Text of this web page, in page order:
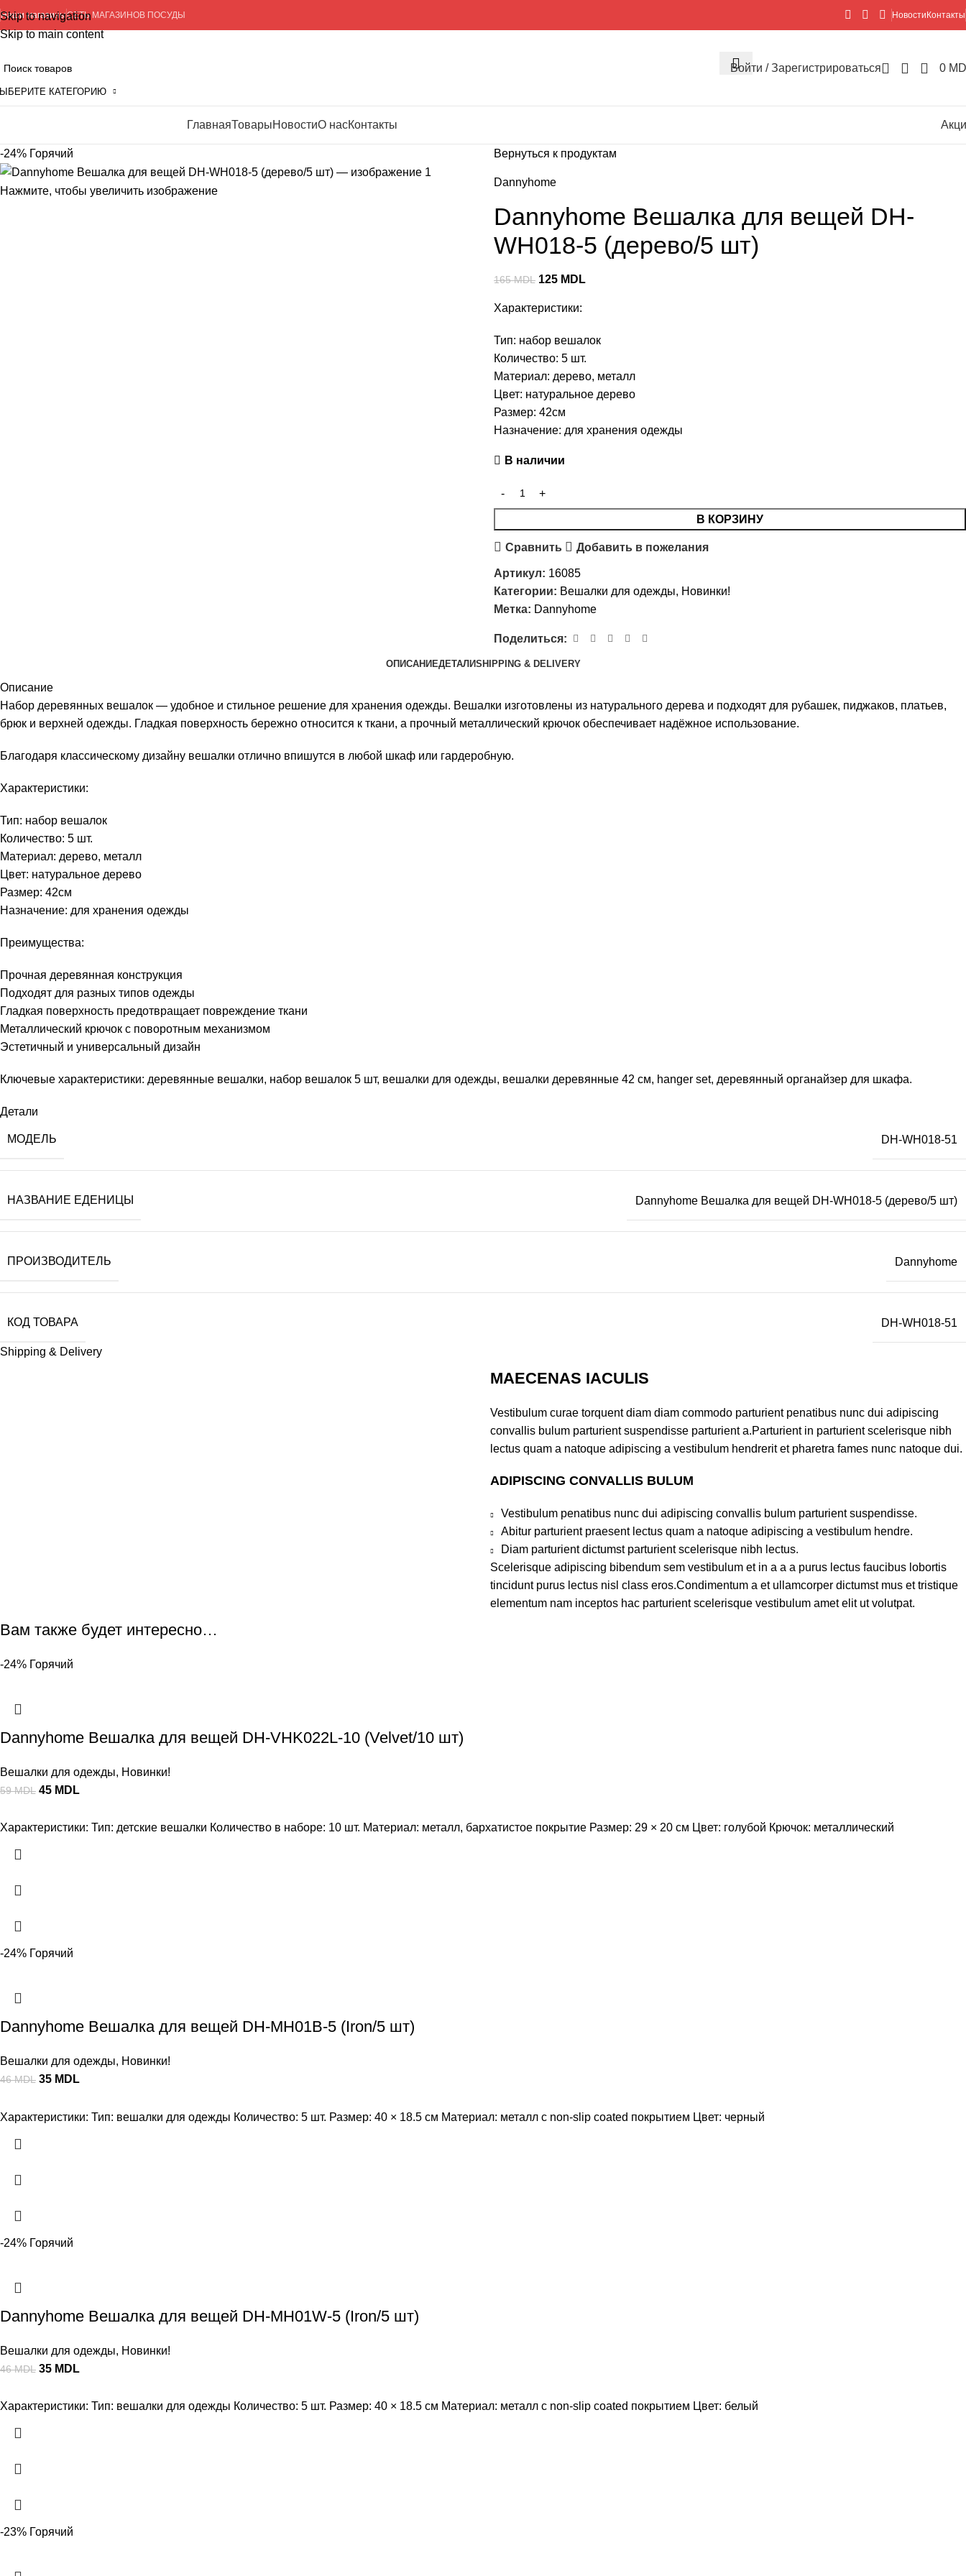
Skip to navigation
Skip to main content
Наши магазиныСЕТЬ МАГАЗИНОВ ПОСУДЫ Новости Контакты
КАТЕГОРИЮ
Войти / Зарегистрироваться 0
ГлавнаяТоварыНовостиО насКонтакты
-24% Горячий
Нажмите, чтобы увеличить изображение
Вернуться к продуктам
Dannyhome
Dannyhome Вешалка для вещей DH-
WH018-5 (дерево/5 шт)
165MDL 125 MDL
Характеристики:
Тип: набор вешалок
Количество: 5 шт.
Материал: дерево, металл
Цвет: натуральное дерево
Размер: 42см
Назначение: для хранения одежды
В наличии
В КОРЗИНУ
Сравнить Добавить в пожелания
Артикул: 16085
Категории: Вешалки для одежды, Новинки!
Метка: Dannyhome
Поделиться:
ОПИСАНИЕДЕТАЛИSHIPPING & DELIVERY
Описание
Набор деревянных вешалок — удобное и стильное решение для хранения одежды. Вешалки изготовлены из натурального дерева и подходят для рубашек, пиджаков, платьев,
брюк и верхней одежды. Гладкая поверхность бережно относится к ткани, а прочный металлический крючок обеспечивает надёжное использование.
Благодаря классическому дизайну вешалки отлично впишутся в любой шкаф или гардеробную.
Характеристики:
Тип: набор вешалок
Количество: 5 шт.
Материал: дерево, металл
Цвет: натуральное дерево
Размер: 42см
Назначение: для хранения одежды
Преимущества:
Прочная деревянная конструкция
Подходят для разных типов одежды
Гладкая поверхность предотвращает повреждение ткани
Металлический крючок с поворотным механизмом
Эстетичный и универсальный дизайн
Ключевые характеристики: деревянные вешалки, набор вешалок 5 шт, вешалки для одежды, вешалки деревянные 42 см, hanger set, деревянный органайзер для шкафа.
Детали
МОДЕЛЬ DH-WH018-51
НАЗВАНИЕ ЕДЕНИЦЫ Dannyhome Вешалка для вещей DH-WH018-5 (дерево/5 шт)
ПРОИЗВОДИТЕЛЬ Dannyhome
КОД ТОВАРА DH-WH018-51
Shipping & Delivery
MAECENAS IACULIS
Vestibulum curae torquent diam diam commodo parturient penatibus nunc dui adipiscing
convallis bulum parturient suspendisse parturient a.Parturient in parturient scelerisque nibh
lectus quam a natoque adipiscing a vestibulum hendrerit et pharetra fames nunc natoque dui.
ADIPISCING CONVALLIS BULUM
Vestibulum penatibus nunc dui adipiscing convallis bulum parturient suspendisse.
Abitur parturient praesent lectus quam a natoque adipiscing a vestibulum hendre.
Diam parturient dictumst parturient scelerisque nibh lectus.
Scelerisque adipiscing bibendum sem vestibulum et in a a a purus lectus faucibus lobortis
tincidunt purus lectus nisl class eros.Condimentum a et ullamcorper dictumst mus et tristique
elementum nam inceptos hac parturient scelerisque vestibulum amet elit ut volutpat.
Вам также будет интересно…
-24% Горячий
Dannyhome Вешалка для вещей DH-VHK022L-10 (Velvet/10 шт)
Вешалки для одежды, Новинки!
59MDL 45 MDL
Характеристики: Тип: детские вешалки Количество в наборе: 10 шт. Материал: металл, бархатистое покрытие Размер: 29 × 20 см Цвет: голубой Крючок: металлический
-24% Горячий
Dannyhome Вешалка для вещей DH-MH01B-5 (Iron/5 шт)
Вешалки для одежды, Новинки!
46MDL 35 MDL
Характеристики: Тип: вешалки для одежды Количество: 5 шт. Размер: 40 × 18.5 см Материал: металл с non-slip coated покрытием Цвет: черный
-24% Горячий
Dannyhome Вешалка для вещей DH-MH01W-5 (Iron/5 шт)
Вешалки для одежды, Новинки!
46MDL 35 MDL
Характеристики: Тип: вешалки для одежды Количество: 5 шт. Размер: 40 × 18.5 см Материал: металл с non-slip coated покрытием Цвет: белый
-23% Горячий